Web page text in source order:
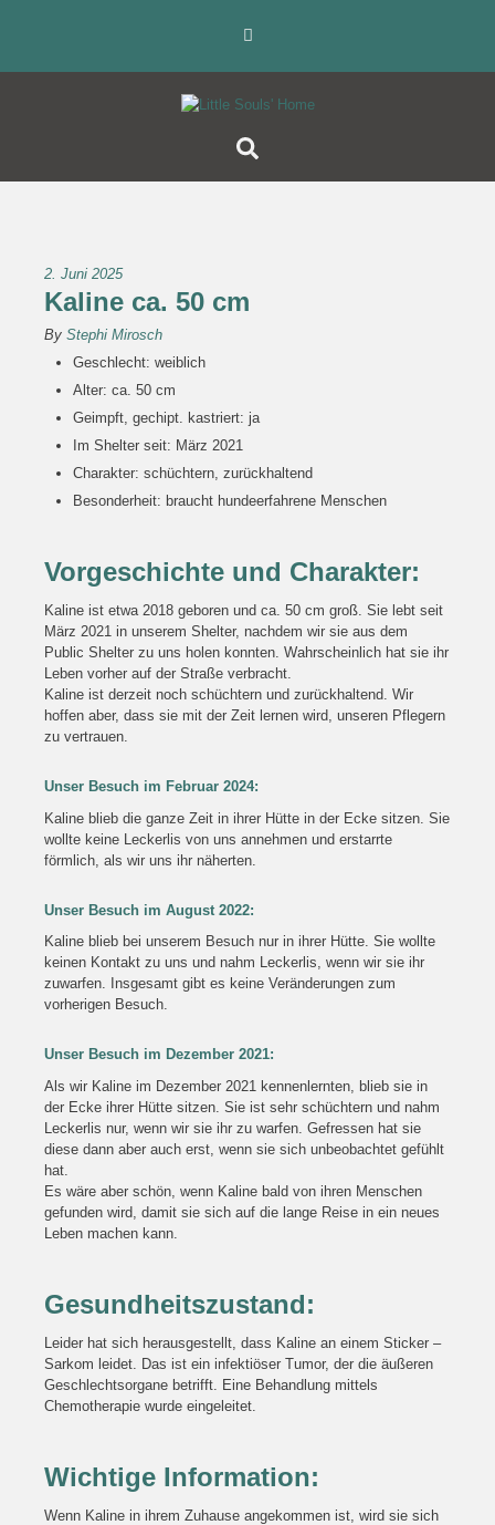
2. Juni 2025
Kaline ca. 50 cm
By Stephi Mirosch
Geschlecht: weiblich
Alter: ca. 50 cm
Geimpft, gechipt. kastriert: ja
Im Shelter seit: März 2021
Charakter: schüchtern, zurückhaltend
Besonderheit: braucht hundeerfahrene Menschen
Vorgeschichte und Charakter:
Kaline ist etwa 2018 geboren und ca. 50 cm groß. Sie lebt seit
März 2021 in unserem Shelter, nachdem wir sie aus dem
Public Shelter zu uns holen konnten. Wahrscheinlich hat sie ihr
Leben vorher auf der Straße verbracht.
Kaline ist derzeit noch schüchtern und zurückhaltend. Wir
hoffen aber, dass sie mit der Zeit lernen wird, unseren Pflegern
zu vertrauen.
Unser Besuch im Februar 2024:
Kaline blieb die ganze Zeit in ihrer Hütte in der Ecke sitzen. Sie
wollte keine Leckerlis von uns annehmen und erstarrte
förmlich, als wir uns ihr näherten.
Unser Besuch im August 2022:
Kaline blieb bei unserem Besuch nur in ihrer Hütte. Sie wollte
keinen Kontakt zu uns und nahm Leckerlis, wenn wir sie ihr
zuwarfen. Insgesamt gibt es keine Veränderungen zum
vorherigen Besuch.
Unser Besuch im Dezember 2021:
Als wir Kaline im Dezember 2021 kennenlernten, blieb sie in
der Ecke ihrer Hütte sitzen. Sie ist sehr schüchtern und nahm
Leckerlis nur, wenn wir sie ihr zu warfen. Gefressen hat sie
diese dann aber auch erst, wenn sie sich unbeobachtet gefühlt
hat.
Es wäre aber schön, wenn Kaline bald von ihren Menschen
gefunden wird, damit sie sich auf die lange Reise in ein neues
Leben machen kann.
Gesundheitszustand:
Leider hat sich herausgestellt, dass Kaline an einem Sticker –
Sarkom leidet. Das ist ein infektiöser Tumor, der die äußeren
Geschlechtsorgane betrifft. Eine Behandlung mittels
Chemotherapie wurde eingeleitet.
Wichtige Information:
Wenn Kaline in ihrem Zuhause angekommen ist, wird sie sich